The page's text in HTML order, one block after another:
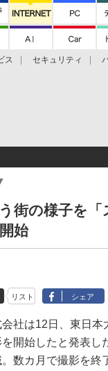
ス セキュリティ
街の様子を
始
リスト シェア
社は12日、東日本
を開始したと発表
数カ月で撮影を終